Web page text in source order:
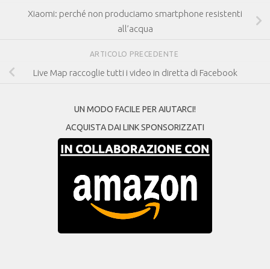
Xiaomi: perché non produciamo smartphone resistenti
all’acqua
ARTICOLO PRECEDENTE
Live Map raccoglie tutti i video in diretta di Facebook
UN MODO FACILE PER AIUTARCI!
ACQUISTA DAI LINK SPONSORIZZATI